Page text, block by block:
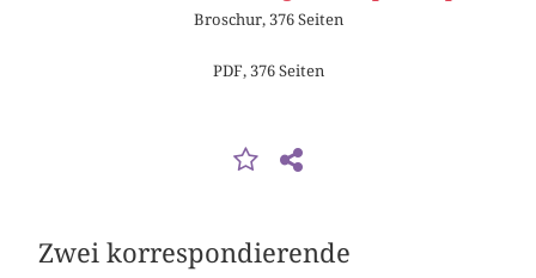
Broschur, 376 Seiten
PDF, 376 Seiten
Zwei korrespondierende